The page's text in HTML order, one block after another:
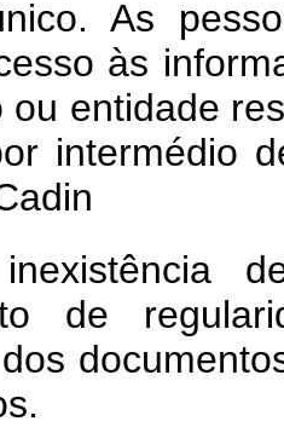
As
às
ou entidade
intermédio
de